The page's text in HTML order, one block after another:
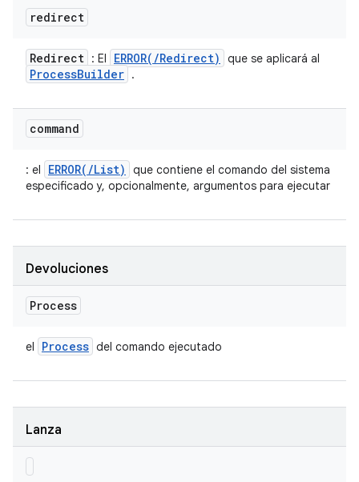
redirect
Redirect : El ERROR( /Redirect) que se aplicará al
ProcessBuilder .
command
: el ERROR(/List)
que contiene el comando del sistema
especificado y, opcionalmente, argumentos para ejecutar
Devoluciones
Process
el Process del comando ejecutado
Lanza